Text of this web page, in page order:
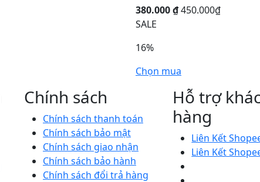
380.000 ₫450.000₫
SALE
16%
Chọn mua
Chính sách
Chính sách thanh toán
Chính sách bảo mật
Chính sách giao nhận
Chính sách bảo hành
Chính sách đổi trả hàng
Hỗ trợ
hàng
Liên Kết
Liên Kết